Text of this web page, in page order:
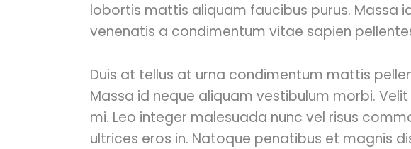
lobortis mattis aliquam faucibus purus. Massa
venenatis a condimentum vitae sapien
Duis at tellus at urna condimentum mattis
Massa id neque aliquam vestibulum morbi.
mi. Leo integer malesuada nunc vel risus
ultrices eros in. Natoque penatibus et magnis